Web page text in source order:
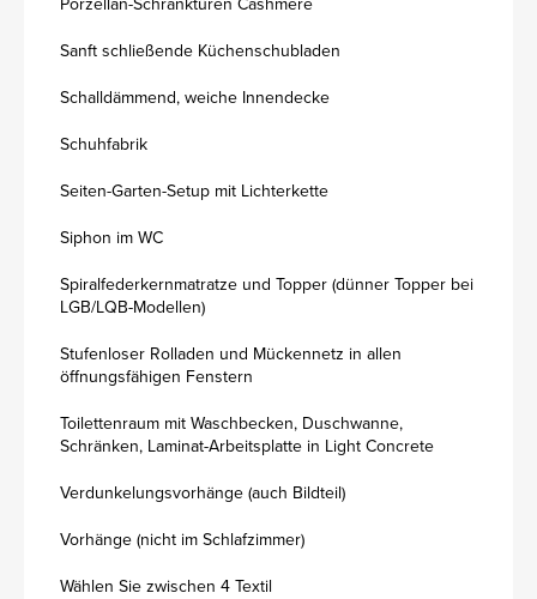
Sanft schließende Küchenschubladen
Schalldämmend, weiche Innendecke
Schuhfabrik
Seiten-Garten-Setup mit Lichterkette
Siphon im WC
Spiralfederkernmatratze und Topper (dünner Topper bei
LGB/LQB-Modellen)
Stufenloser Rolladen und Mückennetz in allen
öffnungsfähigen Fenstern
Toilettenraum mit Waschbecken, Duschwanne,
Schränken, Laminat-Arbeitsplatte in Light Concrete
Verdunkelungsvorhänge (auch Bildteil)
Vorhänge (nicht im Schlafzimmer)
Wählen Sie zwischen 4 Textil